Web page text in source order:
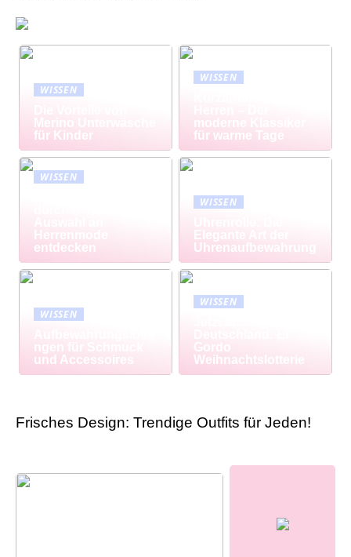
WISSEN
Merino Unterwäsche
für Kinder
WISSEN
moderne Klassiker
für warme Tage
WISSEN
Herrenmode
entdecken
WISSEN
Elegante Art der
Uhrenaufbewahrung
WISSEN
ngen für Schmuck
und Accessoires
WISSEN
Gordo
Weihnachtslotterie
Frisches Design: Trendige Outfits für Jeden!